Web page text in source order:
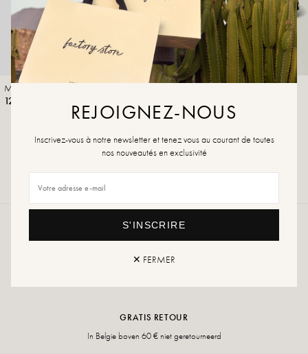
Mercer Groene Sokken
12,00 €
In Belgie boven 60 € en terugtrekking in winkel mogelijk
GRATIS RETOUR
In Belgie boven 60 € niet geretourneerd
REJOIGNEZ-NOUS
Inscrivez-vous à notre newsletter et tenez vous au courant de toutes
nos nouveautés en exclusivité
S'INSCRIRE
✕ FERMER